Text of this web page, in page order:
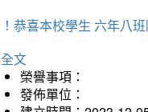
恭喜本校學生 六年八
文
榮譽事項：
發佈單位：